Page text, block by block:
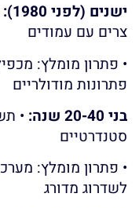
ישנים (לפני 1980):
צרים עם עמודים
• פתרון מומלץ:
פתרונות מודולריים
בני 20-40 שנה:
•
סטנדרטיים
• פתרון מומלץ:
לשדרוג מדורג